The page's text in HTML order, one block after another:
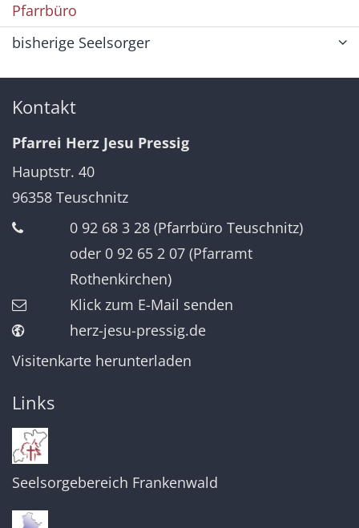
Pfarrbüro
bisherige Seelsorger
Kontakt
Pfarrei Herz Jesu Pressig
Hauptstr. 40
96358 Teuschnitz
0 92 68 3 28 (Pfarrbüro Teuschnitz)
oder 0 92 65 2 07 (Pfarramt
Rothenkirchen)
Klick zum E-Mail senden
herz-jesu-pressig.de
Visitenkarte herunterladen
Links
Seelsorgebereich Frankenwald